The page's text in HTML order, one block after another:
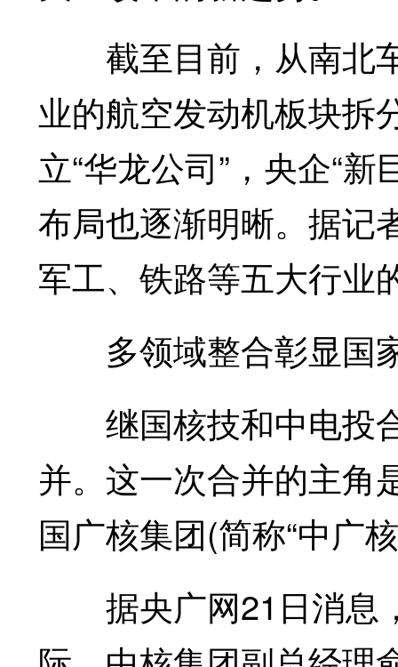
截至目前，从南北
业的航空发动机板块拆
立“华龙公司”，央企“
布局也逐渐明晰。据记
军工、铁路等五大行业
多领域整合彰显国
继国核技和中电投
并。这一次合并的主角
国广核集团(简称“中广
据央广网21日消息